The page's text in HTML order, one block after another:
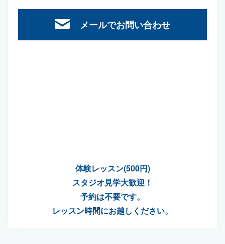
メールでお問い合わせ
体験レッスン(500円)
スタジオ見学大歓迎！
予約は不要です。
レッスン時間にお越しください。